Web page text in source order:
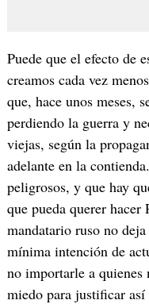
Puede que el efecto de
creamos cada vez
que, hace unos meses,
perdiendo la guerra y
viejas, según la
adelante en la
peligrosos, y que hay
que pueda querer
mandatario ruso no
mínima intención de
no importarle a quienes
miedo para justificar